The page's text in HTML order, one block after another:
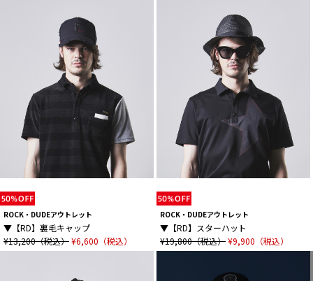
ROCK・DUDEアウトレット
▼【RD】裏毛キャップ
¥13,200（税込）¥6,600（税込）
ROCK・DUDEアウトレット
▼【RD】スターハット
¥19,800（税込）¥9,900（税込）